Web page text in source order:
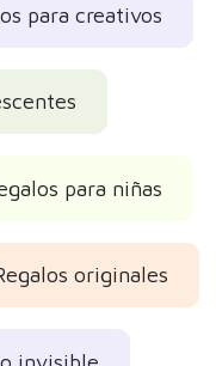
para creativos
para niñas
originales